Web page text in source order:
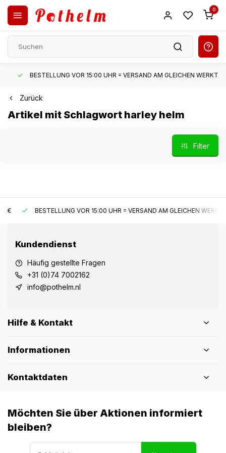
0
BESTELLUNG VOR 15:00 UHR = VERSAND AM GLEICHEN WERKTAG*
Zurück
Artikel mit Schlagwort harley helm
Filter
BESTELLUNG VOR 15:00 UHR = VERSAND AM GLEICHEN WERKTAG*
Kundendienst
Häufig gestellte Fragen
+31 (0)74 7002162
info@pothelm.nl
Hilfe & Kontakt
Informationen
Kontaktdaten
Möchten Sie über Aktionen informiert
bleiben?